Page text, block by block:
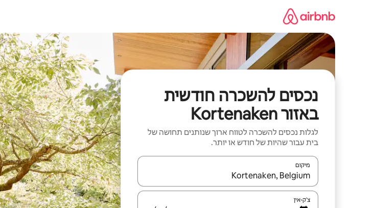
נכסים להשכרה חודשית
באזור Kortenaken
לגלות נכסים להשכרה לטווח ארוך שנותנים תחושה של
בית עבור שהיות של חודש או יותר.
מיקום
כאשר התוצאות יהיו זמינות, יש לנווט עם מקשי החיצים למעלה ולמטה או לעיין בעזרת תנועות מגע או החלקה.
צ'ק-אין